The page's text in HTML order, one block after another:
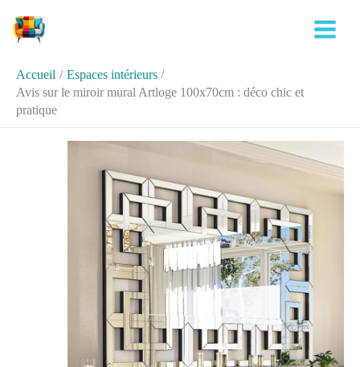
Accueil
Espaces intérieurs
Avis sur le miroir mural Artloge 100x70cm : déco chic et
pratique